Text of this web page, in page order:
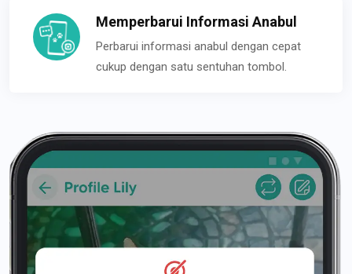
Memperbarui Informasi Anabul
Perbarui informasi anabul dengan cepat
cukup dengan satu sentuhan tombol.